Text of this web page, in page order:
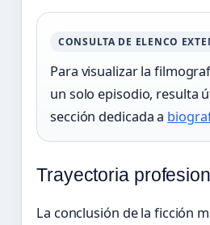
CONSULTA DE ELENCO
Para visualizar la
un solo episodio, resulta
sección dedicada a
Trayectoria
La conclusión de la ficción